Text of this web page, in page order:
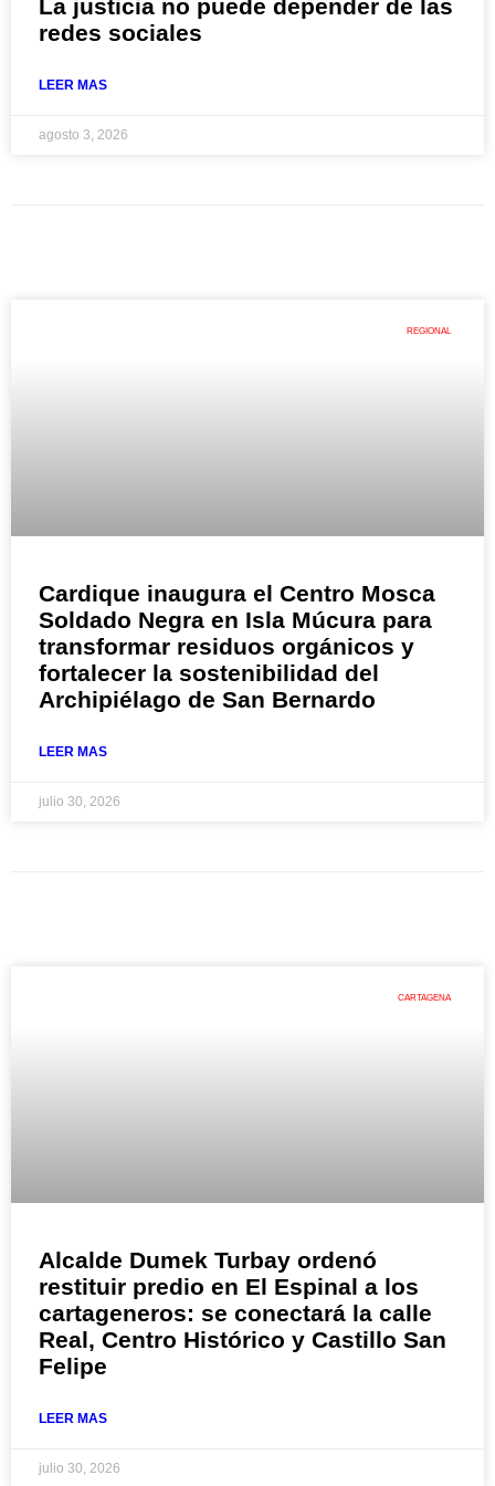
La justicia no puede depender de las
redes sociales
LEER MAS
agosto 3, 2026
REGIONAL
Cardique inaugura el Centro Mosca
Soldado Negra en Isla Múcura para
transformar residuos orgánicos y
fortalecer la sostenibilidad del
Archipiélago de San Bernardo
LEER MAS
julio 30, 2026
CARTAGENA
Alcalde Dumek Turbay ordenó
restituir predio en El Espinal a los
cartageneros: se conectará la calle
Real, Centro Histórico y Castillo San
Felipe
LEER MAS
julio 30, 2026